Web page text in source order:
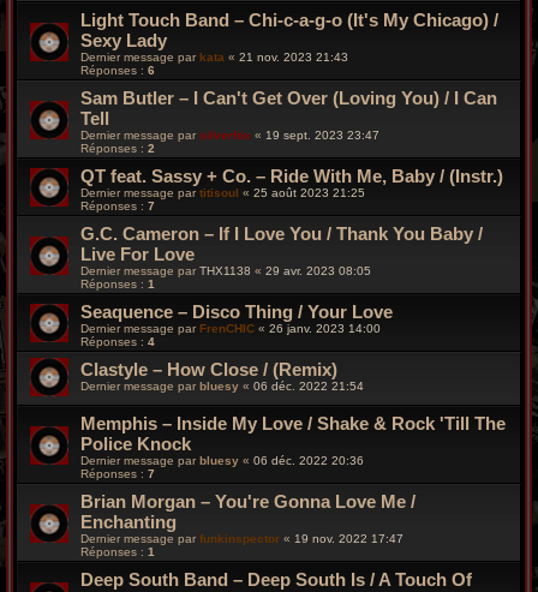
Light Touch Band ‎– Chi-c-a-g-o (It's My Chicago) /
Sexy Lady
Dernier message par kata « 21 nov. 2023 21:43
Réponses : 6
Sam Butler ‎– I Can't Get Over (Loving You) / I Can
Tell
Dernier message par silverfox « 19 sept. 2023 23:47
Réponses : 2
QT feat. Sassy + Co. ‎– Ride With Me, Baby / (Instr.)
Dernier message partitisoul « 25 août 2023 21:25
Réponses : 7
G.C. Cameron – If I Love You / Thank You Baby /
Live For Love
Dernier message par THX1138 « 29 avr. 2023 08:05
Réponses : 1
Seaquence – Disco Thing / Your Love
Dernier message parFrenCHIC « 26 janv. 2023 14:00
Réponses : 4
Clastyle – How Close / (Remix)
Dernier message par bluesy « 06 déc. 2022 21:54
Memphis – Inside My Love / Shake & Rock 'Till The
Police Knock
Dernier message par bluesy « 06 déc. 2022 20:36
Réponses : 7
Brian Morgan – You're Gonna Love Me /
Enchanting
Dernier message par funkinspector « 19 nov. 2022 17:47
Réponses : 1
Deep South Band ‎– Deep South Is / A Touch Of